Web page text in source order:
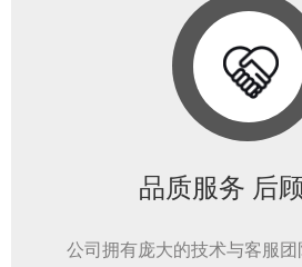
品质服务 后
公司拥有庞大的技术与客服